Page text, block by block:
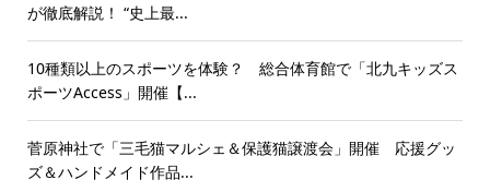
が徹底解説！ “史上最...
10種類以上のスポーツを体験？ 総合体育館で「北九キッズス
ポーツAccess」開催【...
菅原神社で「三毛猫マルシェ＆保護猫譲渡会」開催 応援グッ
ズ＆ハンドメイド作品...